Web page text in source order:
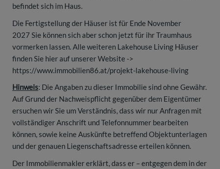
befindet sich im Haus.
Die Fertigstellung der Häuser ist für Ende November
2027 Sie können sich aber schon jetzt für ihr Traumhaus
vormerken lassen. Alle weiteren Lakehouse Living Häuser
finden Sie hier auf unserer Website ->
https://www.immobilien86.at/projekt-lakehouse-living
Hinweis: Die Angaben zu dieser Immobilie sind ohne Gewähr.
Auf Grund der Nachweispflicht gegenüber dem Eigentümer
ersuchen wir Sie um Verständnis, dass wir nur Anfragen mit
vollständiger Anschrift und Telefonnummer bearbeiten
können, sowie keine Auskünfte betreffend Objektunterlagen
und der genauen Liegenschaftsadresse erteilen können.
Der Immobilienmakler erklärt, dass er – entgegen dem in der